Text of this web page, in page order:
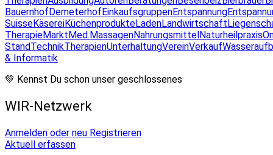
BauernhofDemeterhofEinkaufsgruppenEntspannung
SuisseKäsereiKüchenprodukteLadenLandwirtschaft
TherapieMarktMed.MassagenNahrungsmittelNaturheilpraxis
StandTechnikTherapienUnterhaltungVereinVerkauf
& Informatik
💚 Kennst Du schon unser geschlossenes
WIR-Netzwerk
Anmelden oder neu Registrieren
Aktuell erfassen